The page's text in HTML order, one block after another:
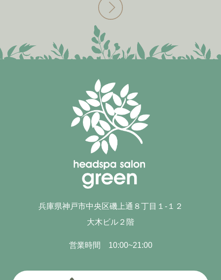
兵庫県神戸市中央区磯上通８丁目１-１２
大木ビル２階
営業時間 10:00~21:00